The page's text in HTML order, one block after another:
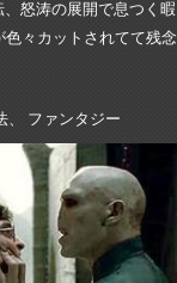
怒涛の展開で息つく
色々カットされてて残
、 ファンタジー